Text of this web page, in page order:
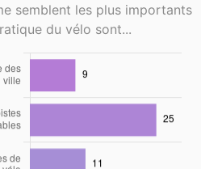
semblent les plus importants
du vélo sont...